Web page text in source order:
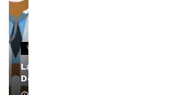
VIDEOS
La rubrique santé speciale
Docteur Makanda